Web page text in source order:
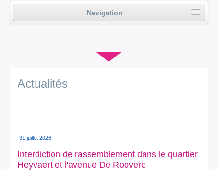
Navigation
Actualités
E-guichet / Prendre RDV
▼
Actualités
31 juillet 2026
Interdiction de rassemblement dans le quartier
Heyvaert et l'avenue De Roovere